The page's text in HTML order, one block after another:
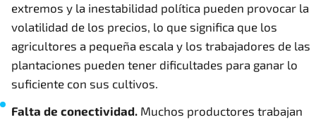
extremos y la inestabilidad política pueden provocar la
volatilidad de los precios, lo que significa que los
agricultores a pequeña escala y los trabajadores de las
plantaciones pueden tener dificultades para ganar lo
suficiente con sus cultivos.
Falta de conectividad. Muchos productores trabajan